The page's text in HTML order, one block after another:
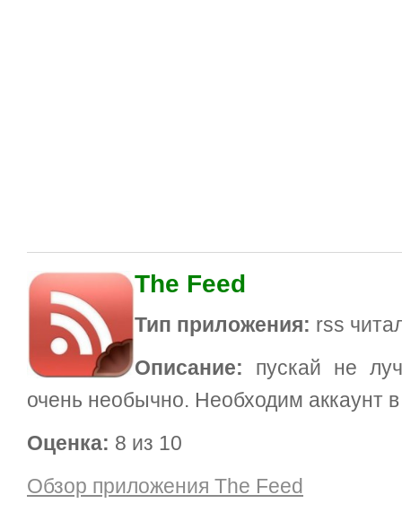
The Feed
Тип приложения: rss
Описание: пускай не
очень необычно. Необходим аккаунт
Оценка: 8 из 10
Oбзор приложения The Feed